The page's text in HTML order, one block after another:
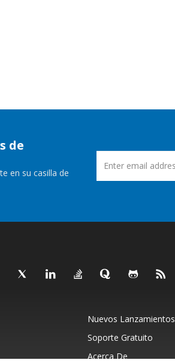
de
en su casilla de
Nuevos Lanzamientos
Soporte Gratuito
Acerca De